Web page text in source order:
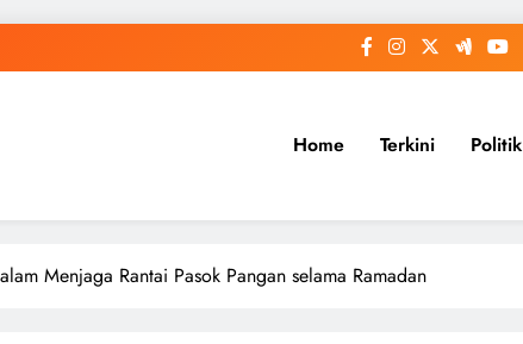
Home Terkini Politik
Menjaga Rantai Pasok Pangan selama Ramadan